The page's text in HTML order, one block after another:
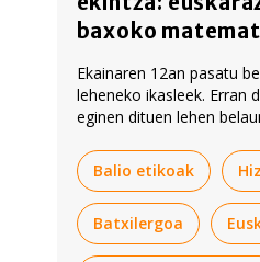
baxoko
Ekainaren 12an pasatu
leheneko ikasleek. Erran
eginen dituen lehen
Balio etikoak
Batxilergoa